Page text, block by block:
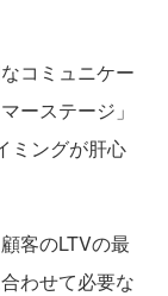
コミュニケー
ーステージ」
ミングが肝心
客のLTVの最
わせて必要な